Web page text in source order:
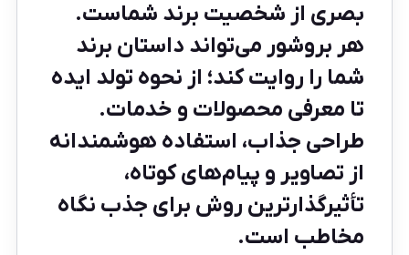
بصری از شخصیت برند شماست.
هر بروشور می‌تواند داستان برند
شما را روایت کند؛ از نحوه تولد ایده
تا معرفی محصولات و خدمات.
طراحی جذاب، استفاده هوشمندانه
از تصاویر و پیام‌های کوتاه،
تأثیرگذارترین روش برای جذب نگاه
مخاطب است.